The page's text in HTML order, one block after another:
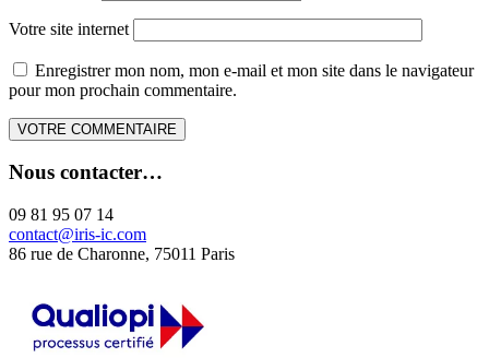
Votre site internet
Enregistrer mon nom, mon e-mail et mon site dans le navigateur
pour mon prochain commentaire.
Nous contacter…
09 81 95 07 14
contact@iris-ic.com
86 rue de Charonne, 75011 Paris